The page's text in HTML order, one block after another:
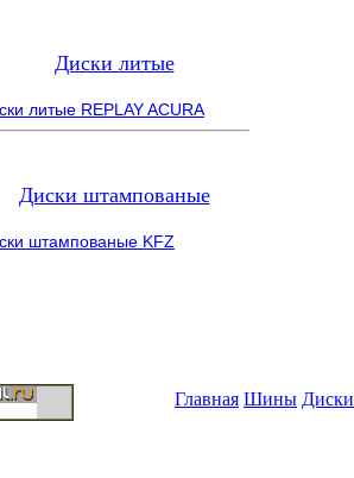
Диски литые
литые REPLAY ACURA
Диски штампованые
штампованые KFZ
Главная Шины Диски